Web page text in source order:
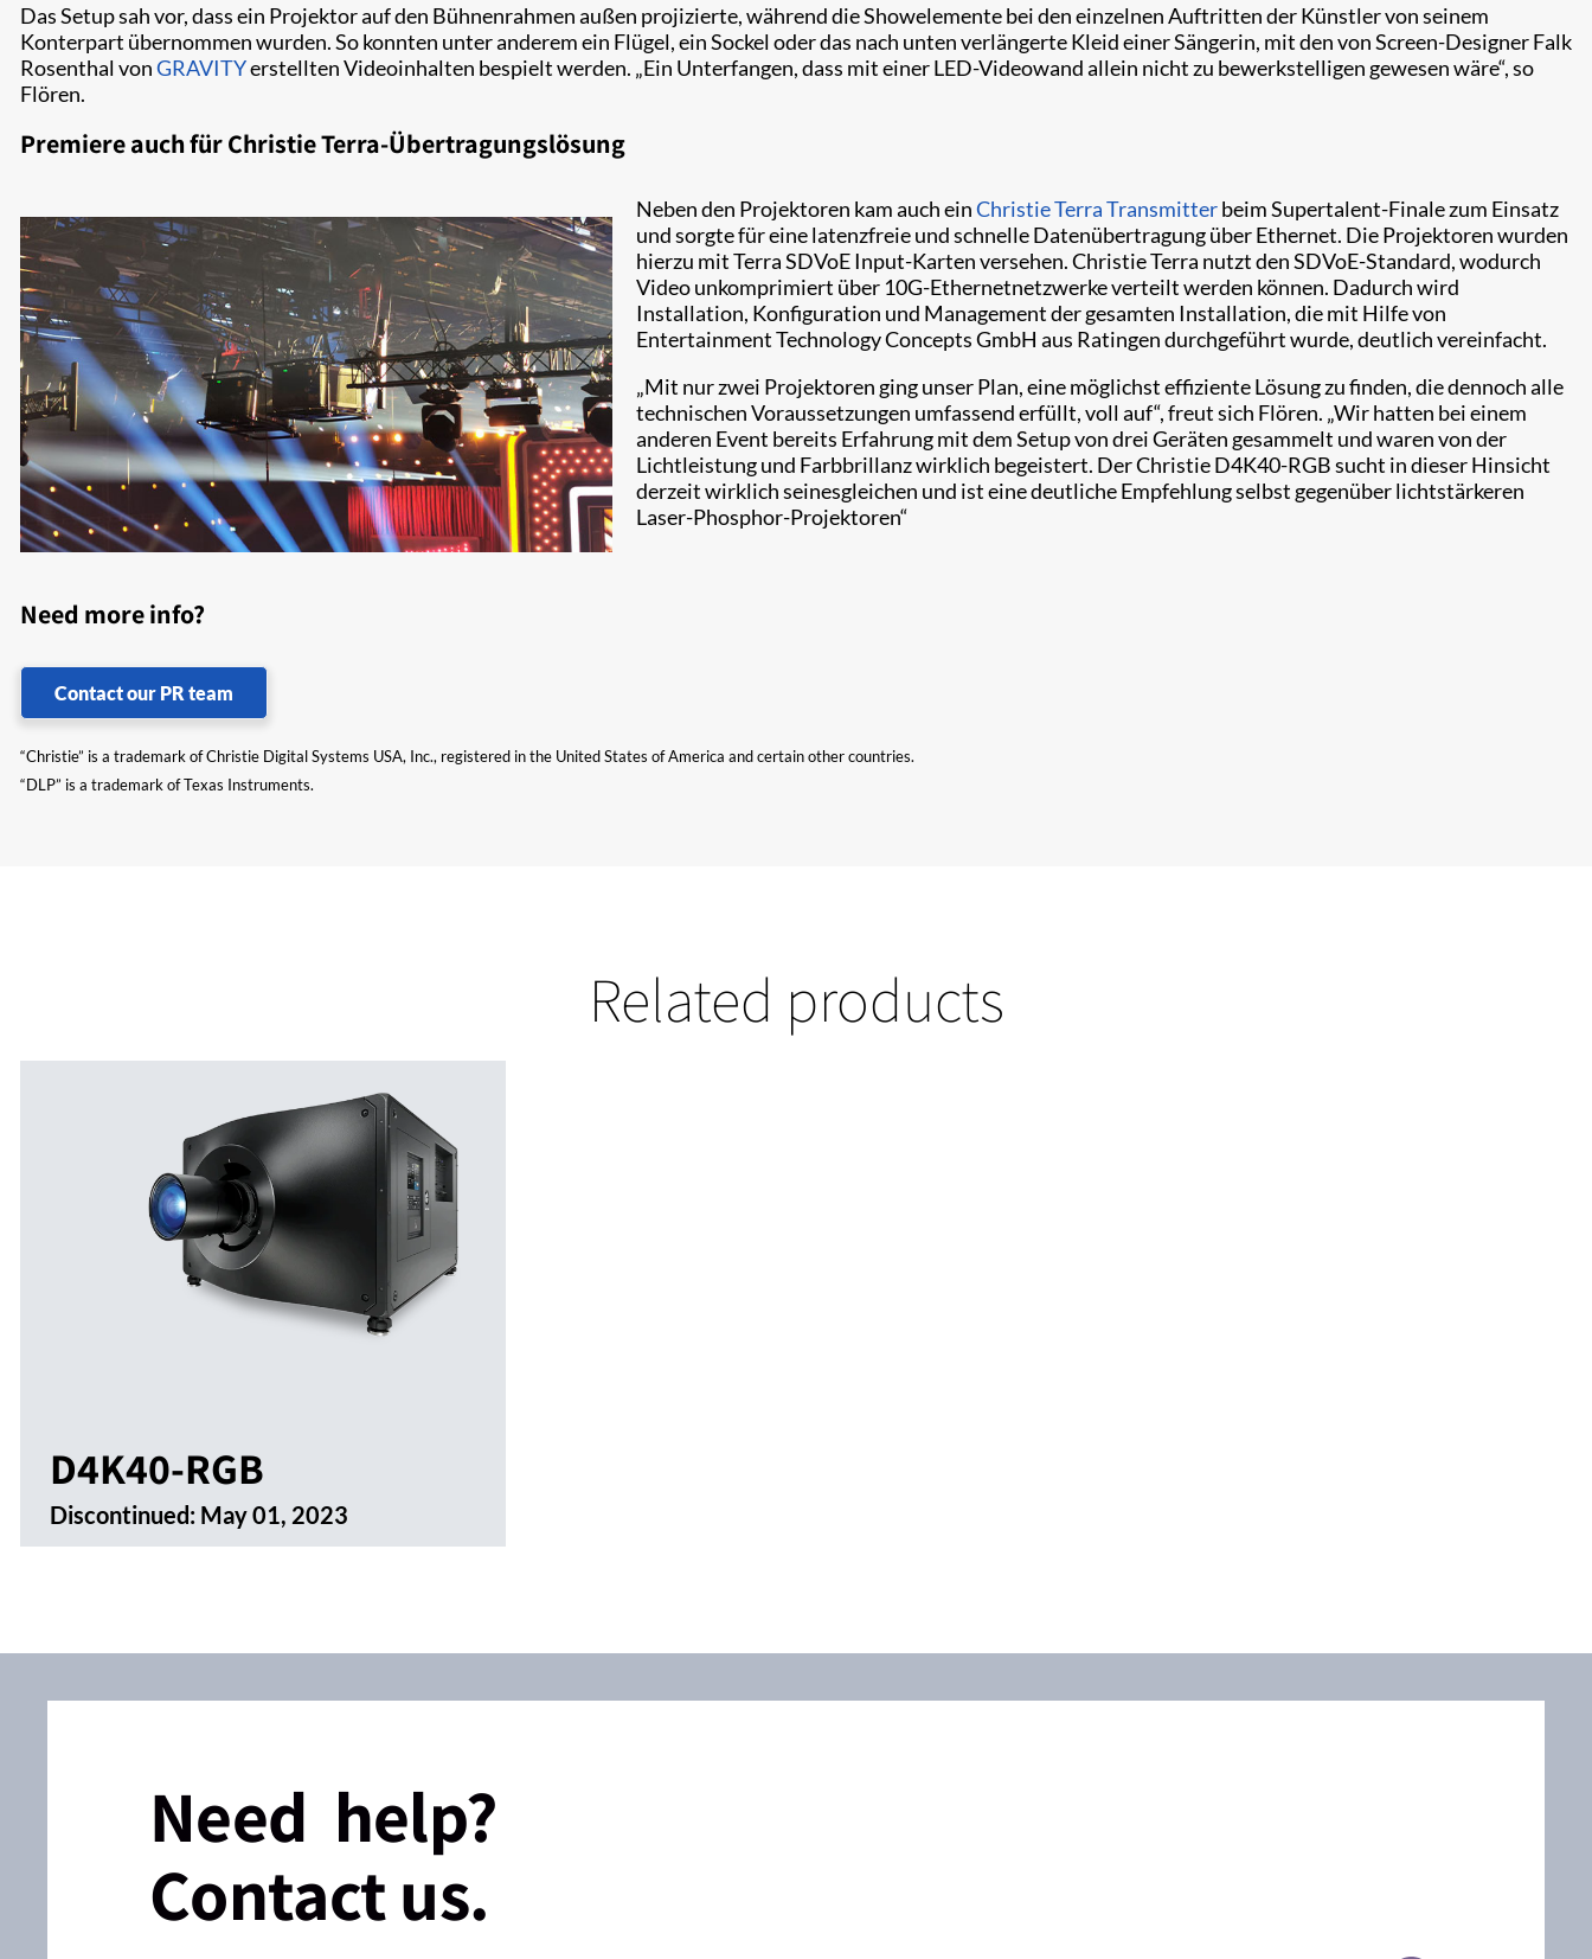
Das Setup sah vor, dass ein Projektor auf den Bühnenrahmen außen projizierte, während die Showelemente bei den einzelnen Auftritten der Künstler von seinem
Konterpart übernommen wurden. So konnten unter anderem ein Flügel, ein Sockel oder das nach unten verlängerte Kleid einer Sängerin, mit den von Screen-Designer Falk
Rosenthal vonGRAVITYerstellten Videoinhalten bespielt werden. „Ein Unterfangen, dass mit einer LED-Videowand allein nicht zu bewerkstelligen gewesen wäre“, so
Flören.
Premiere auch für Christie Terra-Übertragungslösung
Neben den Projektoren kam auch einChristie Terra Transmitterbeim Supertalent-Finale zum Einsatz
und sorgte für eine latenzfreie und schnelle Datenübertragung über Ethernet. Die Projektoren wurden
hierzu mit Terra SDVoE Input-Karten versehen. Christie Terra nutzt den SDVoE-Standard, wodurch
Video unkomprimiert über 10G-Ethernetnetzwerke verteilt werden können. Dadurch wird
Installation, Konfiguration und Management der gesamten Installation, die mit Hilfe von
Entertainment Technology Concepts GmbH aus Ratingen durchgeführt wurde, deutlich vereinfacht.
„Mit nur zwei Projektoren ging unser Plan, eine möglichst effiziente Lösung zu finden, die dennoch alle
technischen Voraussetzungen umfassend erfüllt, voll auf“, freut sich Flören. „Wir hatten bei einem
anderen Event bereits Erfahrung mit dem Setup von drei Geräten gesammelt und waren von der
Lichtleistung und Farbbrillanz wirklich begeistert. Der Christie D4K40-RGB sucht in dieser Hinsicht
derzeit wirklich seinesgleichen und ist eine deutliche Empfehlung selbst gegenüber lichtstärkeren
Laser-Phosphor-Projektoren“
Need more info?
Contact our PR team
“Christie” is a trademark of Christie Digital Systems USA, Inc., registered in the United States of America and certain other countries.
“DLP” is a trademark of Texas Instruments.
Related products
D4K40-RGB
Discontinued: May 01, 2023
Need help?
Contact us.